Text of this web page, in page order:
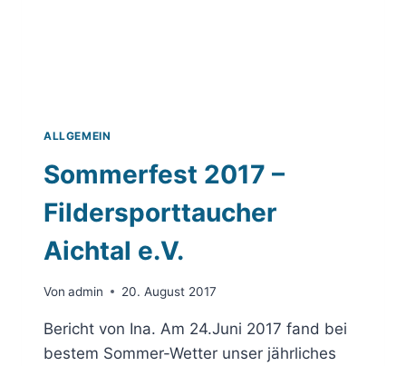
ALLGEMEIN
Sommerfest 2017 –
Fildersporttaucher
Aichtal e.V.
Von admin 20. August 2017
Bericht von Ina. Am 24.Juni 2017 fand bei
bestem Sommer-Wetter unser jährliches